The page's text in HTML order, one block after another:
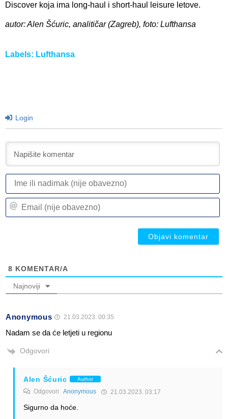
Discover koja ima long-haul i short-haul leisure letove.
autor: Alen Šćuric, analitičar (Zagreb), foto: Lufthansa
Labels: Lufthansa
Login
8 KOMENTAR/A
Najnoviji
Anonymous 21.03.2023. 00:35
Nadam se da će letjeti u regionu
Odgovori
Alen Šćuric Author
Odgovori Anonymous 21.03.2023. 03:17
Sigurno da hoće.